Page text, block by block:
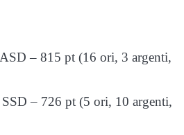
– 815 pt (16 ori, 3 argenti,
– 726 pt (5 ori, 10 argenti,